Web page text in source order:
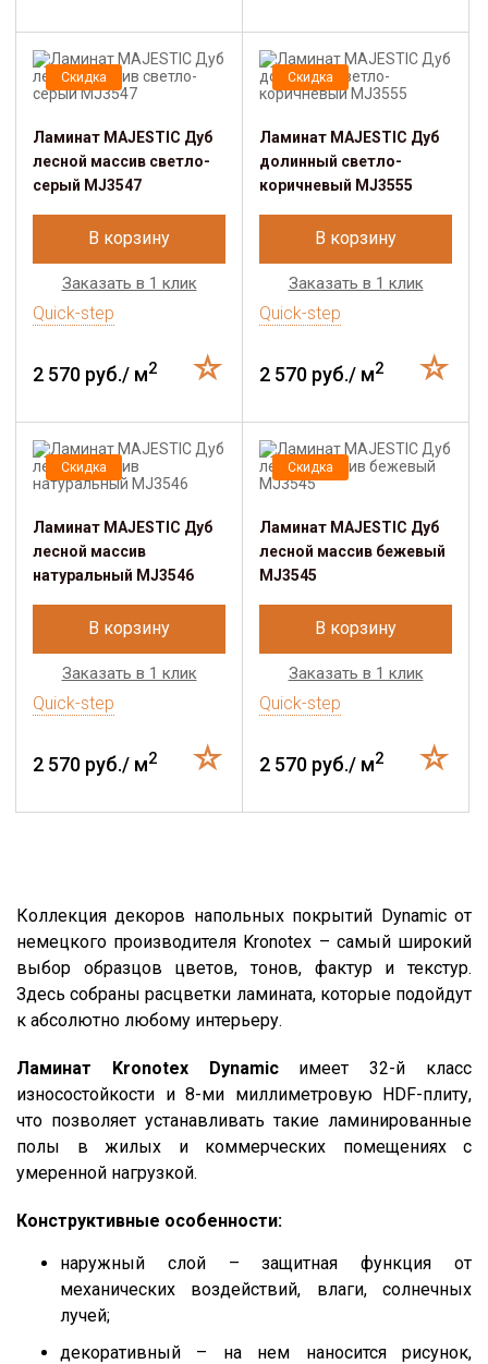
Скидка
Ламинат MAJESTIC Дуб
лесной массив светло-
серый MJ3547
В корзину
Заказать в 1 клик
Quick-step
2 570 руб./ м2
Скидка
Ламинат MAJESTIC Дуб
долинный светло-
коричневый MJ3555
В корзину
Заказать в 1 клик
Quick-step
2 570 руб./ м2
Скидка
Ламинат MAJESTIC Дуб
лесной массив
натуральный MJ3546
В корзину
Заказать в 1 клик
Quick-step
2 570 руб./ м2
Скидка
Ламинат MAJESTIC Дуб
лесной массив бежевый
MJ3545
В корзину
Заказать в 1 клик
Quick-step
2 570 руб./ м2
Коллекция декоров напольных покрытий Dynamic от
немецкого производителя Kronotex – самый широкий
выбор образцов цветов, тонов, фактур и текстур.
Здесь собраны расцветки ламината, которые подойдут
к абсолютно любому интерьеру.
Ламинат Kronotex Dynamicимеет 32-й класс
износостойкости и 8-ми миллиметровую HDF-плиту,
что позволяет устанавливать такие ламинированные
полы в жилых и коммерческих помещениях с
умеренной нагрузкой.
Конструктивные особенности:
наружный слой – защитная функция от
механических воздействий, влаги, солнечных
лучей;
декоративный – на нем наносится рисунок,